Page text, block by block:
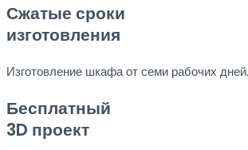
Сжатые сроки
изготовления
Изготовление шкафа от семи рабочих
Бесплатный
3D проект